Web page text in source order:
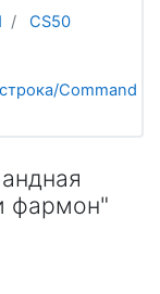
CS50
Command
фармон"